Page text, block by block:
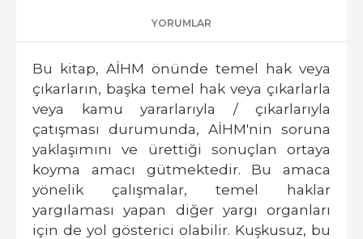
YORUMLAR
Bu kitap, AİHM önünde temel hak veya
çıkarların, başka temel hak veya çıkarlarla
veya kamu yararlarıyla / çıkarlarıyla
çatışması durumunda, AİHM'nin soruna
yaklaşımını ve ürettiği sonuçlan ortaya
koyma amacı gütmektedir. Bu amaca
yönelik çalışmalar, temel haklar
yargılaması yapan diğer yargı organları
için de yol gösterici olabilir. Kuşkusuz, bu